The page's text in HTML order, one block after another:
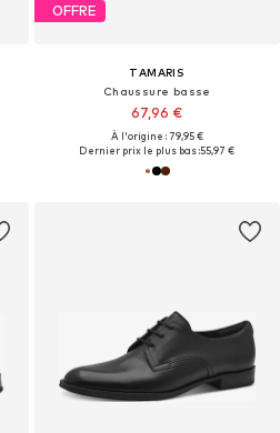
OFFRE
TAMARIS
Chaussure basse
67,96 €
À l'origine : 79,95 €
Dernier prix le plus bas :55,97 €